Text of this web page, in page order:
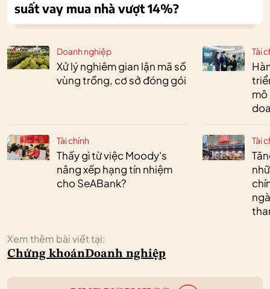
Doanh nghiệp
Xử lý nghiêm gian lận mã số
vùng trồng, cơ sở đóng gói
Tài chính
Thấy gì từ việc Moody's
nâng xếp hạng tín nhiệm
cho SeABank?
Tài
mô
Tài
Xem thêm bài viết tại:
Chứng khoánDoanh nghiệp
suất vay mua nhà vượt 14%?